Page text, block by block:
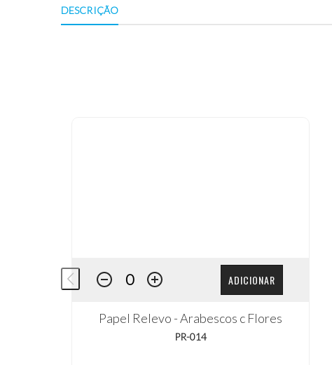
DESCRIÇÃO
ADICIONAR
Papel Relevo - Arabescos c Flores
PR-014